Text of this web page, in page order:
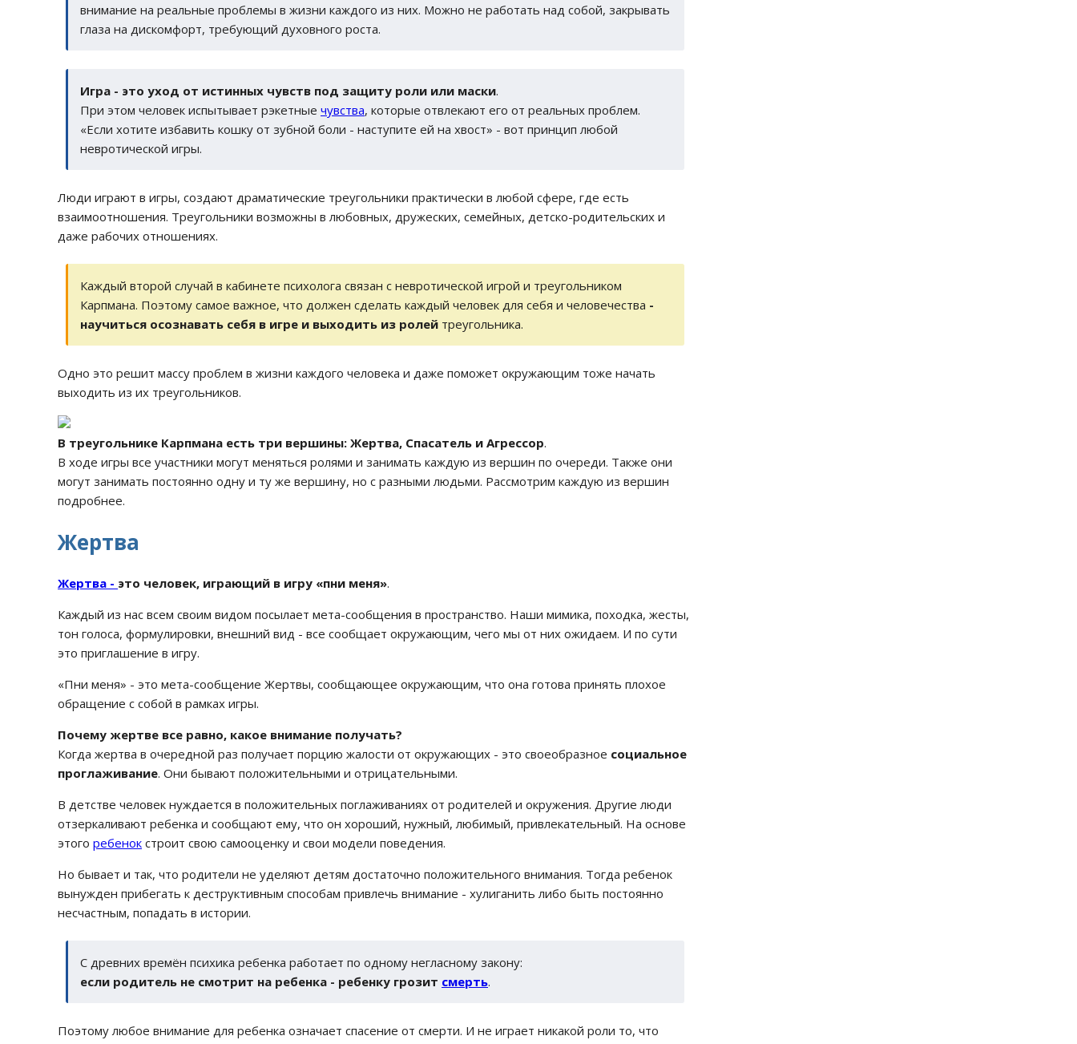
внимание на реальные проблемы в жизни каждого из них. Можно не работать над собой, закрывать
глаза на дискомфорт, требующий духовного роста.
Игра - это уход от истинных чувств под защиту роли или маски.
При этом человек испытывает рэкетные чувства, которые отвлекают его от реальных проблем.
«Если хотите избавить кошку от зубной боли - наступите ей на хвост» - вот принцип любой
невротической игры.
Люди играют в игры, создают драматические треугольники практически в любой сфере, где есть
взаимоотношения. Треугольники возможны в любовных, дружеских, семейных, детско-родительских и
даже рабочих отношениях.
Каждый второй случай в кабинете психолога связан с невротической игрой и треугольником
Карпмана. Поэтому самое важное, что должен сделать каждый человек для себя и человечества -
научиться осознавать себя в игре и выходить из ролей треугольника.
Одно это решит массу проблем в жизни каждого человека и даже поможет окружающим тоже начать
выходить из их треугольников.
В треугольнике Карпмана есть три вершины: Жертва, Спасатель и Агрессор.
В ходе игры все участники могут меняться ролями и занимать каждую из вершин по очереди. Также они
могут занимать постоянно одну и ту же вершину, но с разными людьми. Рассмотрим каждую из вершин
подробнее.
Жертва
Жертва - это человек, играющий в игру «пни меня».
Каждый из нас всем своим видом посылает мета-сообщения в пространство. Наши мимика, походка, жесты,
тон голоса, формулировки, внешний вид - все сообщает окружающим, чего мы от них ожидаем. И по сути
это приглашение в игру.
«Пни меня» - это мета-сообщение Жертвы, сообщающее окружающим, что она готова принять плохое
обращение с собой в рамках игры.
Почему жертве все равно, какое внимание получать?
Когда жертва в очередной раз получает порцию жалости от окружающих - это своеобразное социальное
проглаживание. Они бывают положительными и отрицательными.
В детстве человек нуждается в положительных поглаживаниях от родителей и окружения. Другие люди
отзеркаливают ребенка и сообщают ему, что он хороший, нужный, любимый, привлекательный. На основе
этого ребенок строит свою самооценку и свои модели поведения.
Но бывает и так, что родители не уделяют детям достаточно положительного внимания. Тогда ребенок
вынужден прибегать к деструктивным способам привлечь внимание - хулиганить либо быть постоянно
несчастным, попадать в истории.
С древних времён психика ребенка работает по одному негласному закону:
если родитель не смотрит на ребенка - ребенку грозит смерть.
Поэтому любое внимание для ребенка означает спасение от смерти. И не играет никакой роли то, что